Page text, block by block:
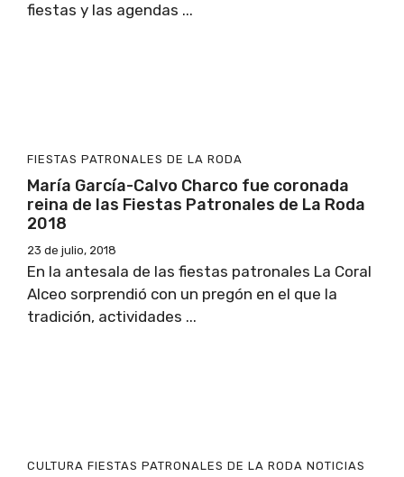
fiestas y las agendas ...
FIESTAS PATRONALES DE LA RODA
María García-Calvo Charco fue coronada
reina de las Fiestas Patronales de La Roda
2018
23 de julio, 2018
En la antesala de las fiestas patronales La Coral
Alceo sorprendió con un pregón en el que la
tradición, actividades ...
CULTURA FIESTAS PATRONALES DE LA RODA NOTICIAS